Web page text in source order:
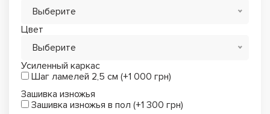
Выберите
Цвет
Выберите
Усиленный каркас
Шаг ламелей 2,5 см (+1 000 грн)
Зашивка изножья
Зашивка изножья в пол (+1 300 грн)